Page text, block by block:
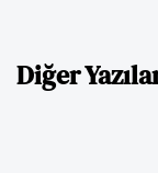
Diğer